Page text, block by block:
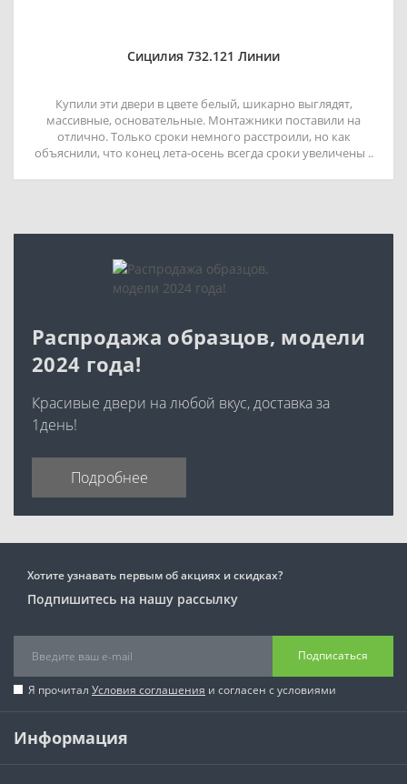
Сицилия 732.121 Линии
Купили эти двери в цвете белый, шикарно выглядят,
массивные, основательные. Монтажники поставили на
отлично. Только сроки немного расстроили, но как
объяснили, что конец лета-осень всегда сроки увеличены ..
Распродажа образцов, модели
2024 года!
Красивые двери на любой вкус, доставка за
1день!
Подробнее
Хотите узнавать первым об акциях и скидках?
Подпишитесь на нашу рассылку
Подписаться
Я прочитал Условия соглашения и согласен с условиями
Информация